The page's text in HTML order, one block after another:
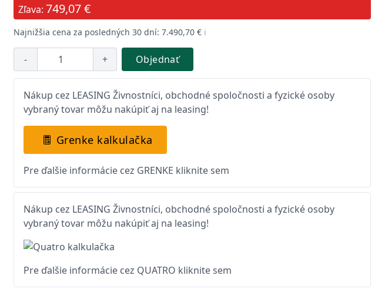
Zľava: 749,07 €
Najnižšia cena za posledných 30 dní: 7.490,70 € ℹ️
- + Objednať
Nákup cez LEASING Živnostníci, obchodné spoločnosti a fyzické osoby
vybraný tovar môžu nakúpiť aj na leasing!
Grenke kalkulačka
Pre ďalšie informácie cez GRENKE kliknite sem
Nákup cez LEASING Živnostníci, obchodné spoločnosti a fyzické osoby
vybraný tovar môžu nakúpiť aj na leasing!
Pre ďalšie informácie cez QUATRO kliknite sem